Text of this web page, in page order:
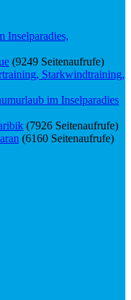
Inselparadies,
(9249 Seitenaufrufe)
Starkwindtraining,
im Inselparadies
(7926 Seitenaufrufe)
(6160 Seitenaufrufe)